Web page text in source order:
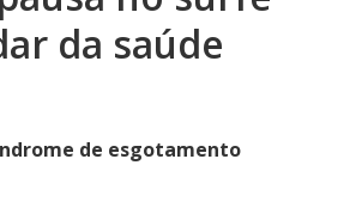
da saúde
de esgotamento